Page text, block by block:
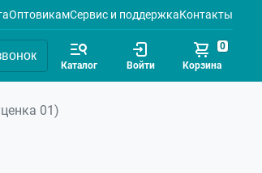
ОптовикамСервис и поддержкаКонтакты
Каталог Войти Корзина
0
01)